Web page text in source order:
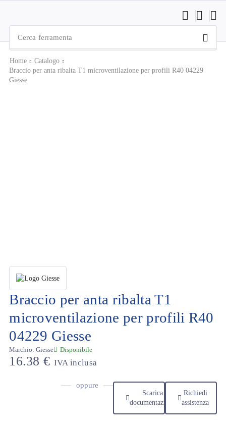
Cerca ferramenta
Home
Catalogo
Braccio per anta ribalta T1 microventilazione per profili R40 04229
Giesse
Braccio per anta ribalta T1
microventilazione per profili R40
04229 Giesse
Marchio: Giesse Disponibile
16.38€ IVA inclusa
oppure
Scarica
documentazione
Richiedi
assistenza